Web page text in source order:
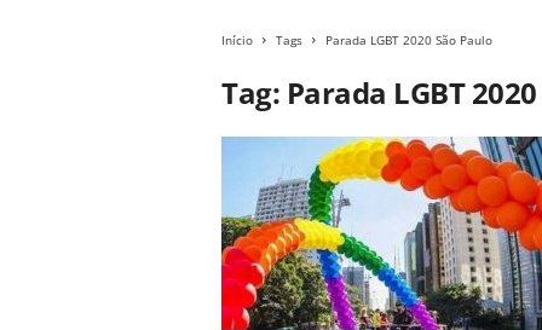
Início Tags Parada LGBT 2020 São Paulo
Tag: Parada LGBT